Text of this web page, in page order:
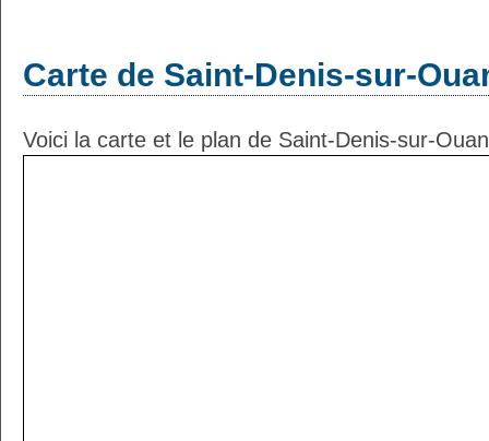
Carte de Saint-Denis-sur-
Voici la carte et le plan de Saint-Denis-sur-